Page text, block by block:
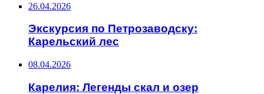
26.04.2026
Экскурсия по Петрозаводску:
Карельский лес
08.04.2026
Карелия: Легенды скал и озер